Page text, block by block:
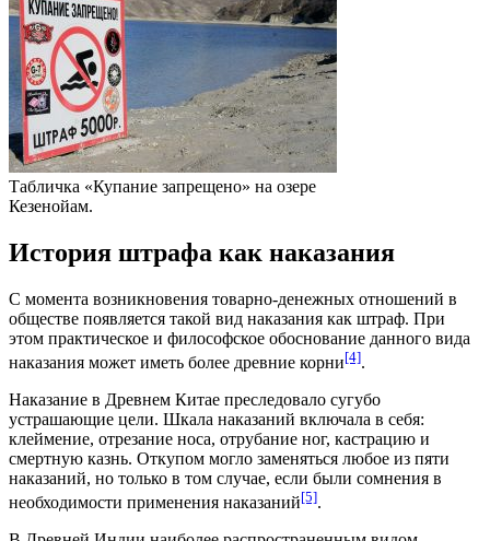
Табличка «Купание запрещено» на озере
Кезенойам.
История штрафа как наказания
С момента возникновения товарно-денежных отношений в
обществе появляется такой вид наказания как штраф. При
этом практическое и философское обоснование данного вида
наказания может иметь более древние корни[4].
Наказание в Древнем Китае преследовало сугубо
устрашающие цели. Шкала наказаний включала в себя:
клеймение, отрезание носа, отрубание ног, кастрацию и
смертную казнь. Откупом могло заменяться любое из пяти
наказаний, но только в том случае, если были сомнения в
необходимости применения наказаний[5].